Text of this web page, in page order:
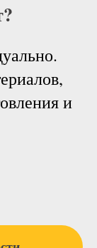
и